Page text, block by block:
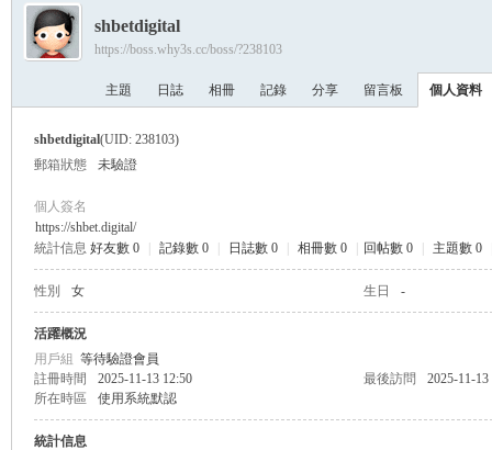
›
shbetdigital
https://boss.why3s.cc/boss/?238103
主題 日誌 相冊 記錄 分享 留言板 個人資料
shbetdigital(UID: 238103)
郵箱狀態
未驗證
個人簽名
https://shbet.digital/
統計信息 好友數 0 記錄數 0 日誌數 0 相冊數 0 回帖數 0 主題數 0
性別 女 生日 -
活躍概況
用戶組 等待驗證會員
註冊時間
2025-11-13 12:50 最後訪問
2025-11-13
所在時區
使用系統默認
統計信息